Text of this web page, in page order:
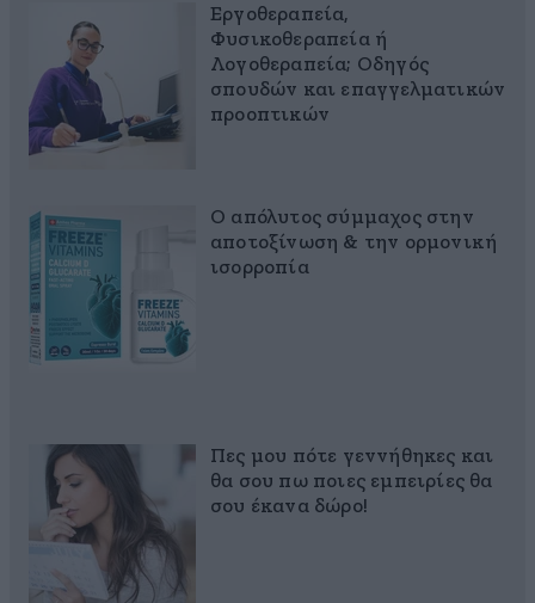
Εργοθεραπεία,
Φυσικοθεραπεία ή
Λογοθεραπεία; Οδηγός
σπουδών και επαγγελματικών
προοπτικών
Ο απόλυτος σύμμαχος στην
αποτοξίνωση & την ορμονική
ισορροπία
Πες μου πότε γεννήθηκες και
θα σου πω ποιες εμπειρίες θα
σου έκανα δώρο!